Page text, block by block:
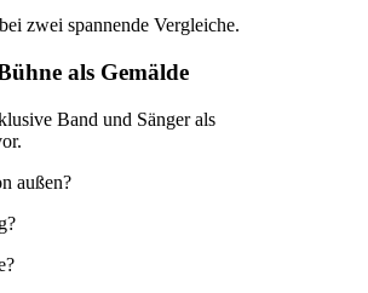
zwei spannende Vergleiche.
als Gemälde
Band und Sänger als
außen?